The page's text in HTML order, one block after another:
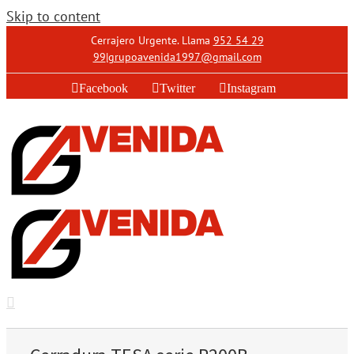
Skip to content
Cerrajero Urgente. Llama 952 54 29
99|grupoavenida1997@gmail.com
Facebook Twitter Instagram